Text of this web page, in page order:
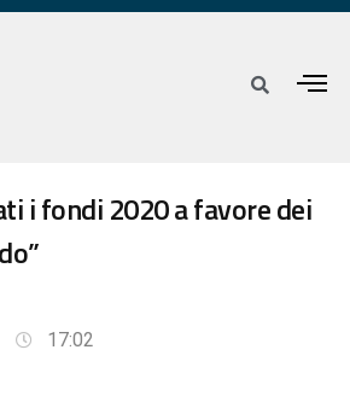
i fondi 2020 a favore dei
17:02